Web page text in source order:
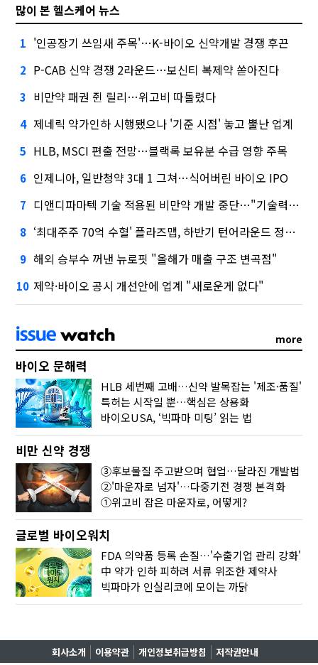
많이 본 헬스케어 뉴스
1 '인공장기 쓰임새 주목'…K-바이오 신약개발 경쟁 후끈
2 P-CAB 신약 경쟁 2라운드…보신티 복제약 쏟아진다
3 비만약 패권 쥔 릴리…위고비 따돌렸다
4 제네릭 약가인하 시행됐으나 '기준 시점' 놓고 뿔난 업계
5 HLB, MSCI 편출 전망…블랙록 보유분 수급 영향 주목
6 인제니아, 일반청약 3대 1 그쳐…식어버린 바이오 IPO
7 디앤디파마텍 기술 적용된 비만약 개발 중단…"기술력 문제 아냐"
8 ‘최대주주 70억 수혈' 플라즈맵, 하반기 턴어라운드 정조준
9 해외 승부수 꺼낸 뉴로핏 "올해가 매출 구조 변곡점"
10 제약·바이오 공시 개선안에 업계 "새로운게 없다"
more
바이오 문해력
HLB 세번째 고배…신약 발목잡는 '제조·품질'
특허는 시작일 뿐…핵심은 상용화
바이오USA, ‘빅파마 미팅’ 읽는 법
비만 신약 경쟁
③후보물질 주고받으며 협업…달라진 개발법
②'마운자로 넘자'…다중기전 경쟁 본격화
①위고비 잡은 마운자로, 어떻게?
글로벌 바이오워치
FDA 의약품 등록 손질…'수출기업 관리 강화'
中 약가 인하 피하려 서류 위조한 제약사
빅파마가 인실리코에 모이는 까닭
회사소개 이용약관 개인정보취급방침 저작권안내